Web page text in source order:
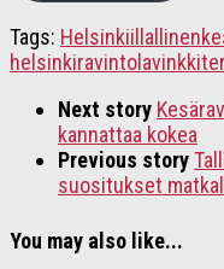
Tags: Helsinkiillallinen
helsinkiravintolavinkki
Next story
kannattaa kokea
Previous story
suositukset
You may also like...